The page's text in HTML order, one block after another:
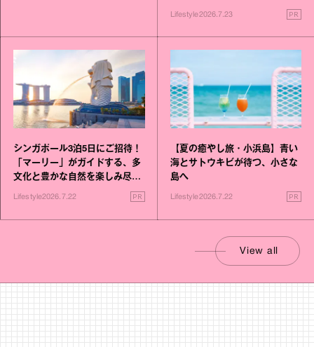
Lifestyle2026.7.23 PR
シンガポール3泊5日にご招待！
「マーリー」がガイドする、多
文化と豊かな自然を楽しみ尽く
Lifestyle2026.7.22 PR
【夏の癒やし旅・小浜島】青い
海とサトウキビが待つ、小さな
島へ
Lifestyle2026.7.22 PR
View all